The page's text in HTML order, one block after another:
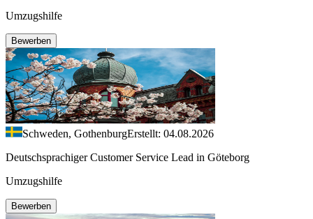
Umzugshilfe
Bewerben
Schweden, GothenburgErstellt: 04.08.2026
Deutschsprachiger Customer Service Lead in Göteborg
Umzugshilfe
Bewerben